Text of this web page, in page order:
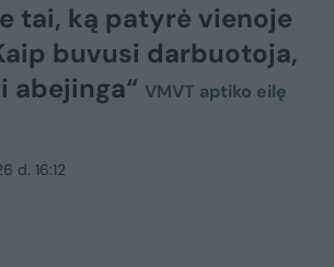
tai, ką patyrė vienoje
buvusi darbuotoja,
abejinga“ VMVT aptiko eilę
d. 16:12